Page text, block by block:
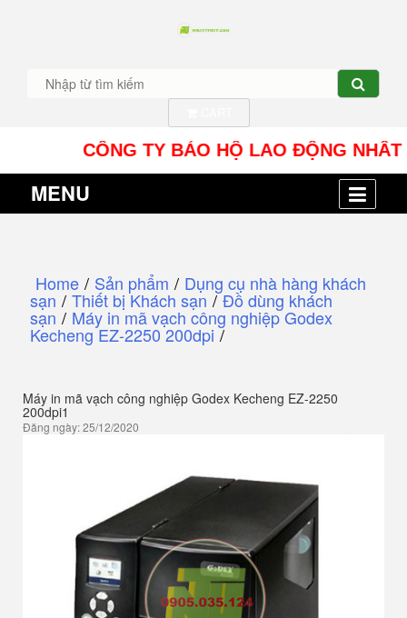
CÔNG TY BẢO HỘ LAO ĐỘNG NHÂT
MENU
Home / Sản phẩm / Dụng cụ nhà hàng khách
sạn / Thiết bị Khách sạn / Đồ dùng khách
sạn / Máy in mã vạch công nghiệp Godex
Kecheng EZ-2250 200dpi /
Máy in mã vạch công nghiệp Godex Kecheng EZ-2250
200dpi1
Đăng ngày: 25/12/2020